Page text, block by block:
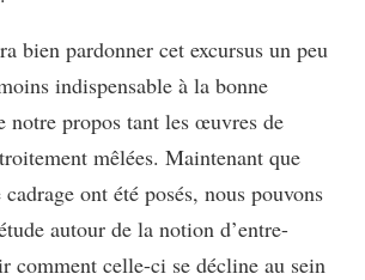
bien pardonner cet excursus un peu
indispensable à la bonne
notre propos tant les œuvres de
mêlées. Maintenant que
ont été posés, nous pouvons
autour de la notion d’entre-
comment celle-ci se décline au sein